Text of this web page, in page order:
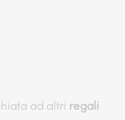
ad altri regali